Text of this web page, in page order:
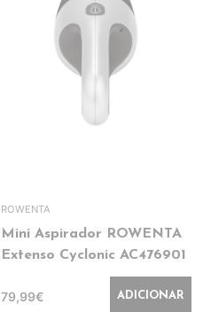
ROWENTA
Mini Aspirador ROWENTA
Extenso Cyclonic AC476901
79,99€ ADICIONAR